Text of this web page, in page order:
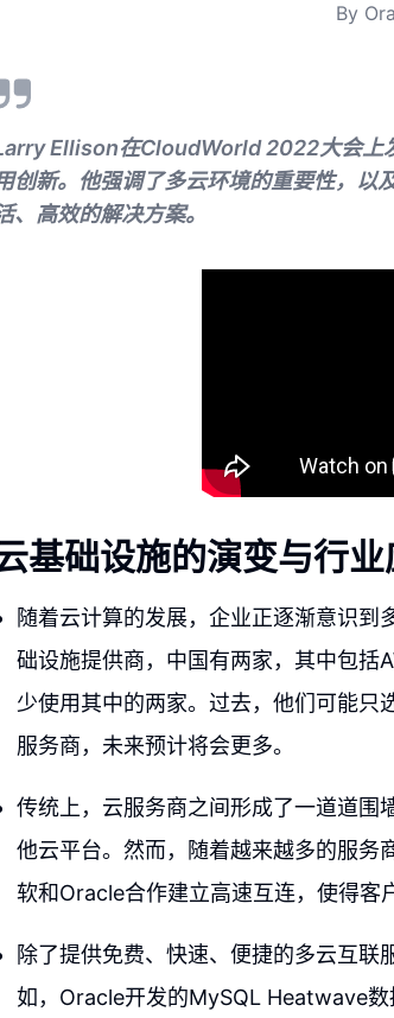
By
Ellison在CloudWorld 2022大会上
创新。他强调了多云环境的重要性，以
、高效的解决方案。
基础设施的演变与行
随着云计算的发展，企业正逐渐意识
础设施提供商，中国有两家，其中包
少使用其中的两家。过去，他们可能只
服务商，未来预计将会更多。
传统上，云服务商之间形成了一道道围
他云平台。然而，随着越来越多的服务
软和Oracle合作建立高速互连，使得客
除了提供免费、快速、便捷的多云互联
如，Oracle开发的MySQL Heatwave数